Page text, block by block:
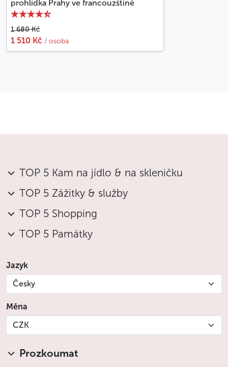
prohlídka Prahy ve francouzštině
1 680 Kč
1 510 Kč / osoba
TOP 5 Kam na jídlo & na skleničku
TOP 5 Zážitky & služby
TOP 5 Shopping
TOP 5 Památky
Jazyk
Česky
Měna
CZK
Prozkoumat